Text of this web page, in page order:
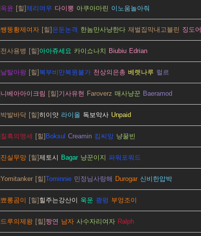
옥윤 체리여우 다이뽕 아쿠아마린 이노움놀아줘
쌩뚱황제여자 은둔논객 한놈만사냥한다 재벌집막내고블린 징도어
전사용병 아아쥬세요 카이쇼나치 Biubiu Edrian
날탈아왕 복부비만복원불가 천상의은총 베렛나루 럴르
니베아아이크림 기사유현 Faroverz 매사냥꾼 Baeramod
박발바닥 히이얏 라이올 독보악사 Unpaid
칠흑의맹세 Boksul Creamin 킴씨앙 냥꿀빈
진실무망 제토시 Bagar 냥꾼이지 파워포워드
Yomitanker Tominnie 민정님사랑해 Durogar 신비한압박
뾰롱곰이 힐주는강산이 욱운 쾅펑 부엉조이
드루의제왕 짱연 남자 사수자리여자 Ralph